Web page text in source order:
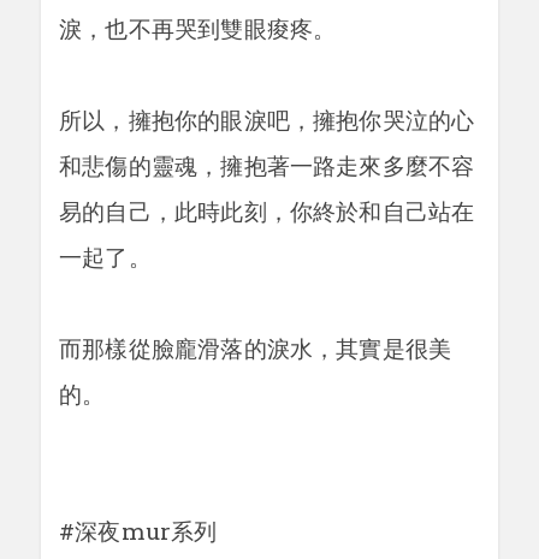
淚，也不再哭到雙眼痠疼。
所以，擁抱你的眼淚吧，擁抱你哭泣的心
和悲傷的靈魂，擁抱著一路走來多麼不容
易的自己，此時此刻，你終於和自己站在
一起了。
而那樣從臉龐滑落的淚水，其實是很美
的。
#深夜mur系列